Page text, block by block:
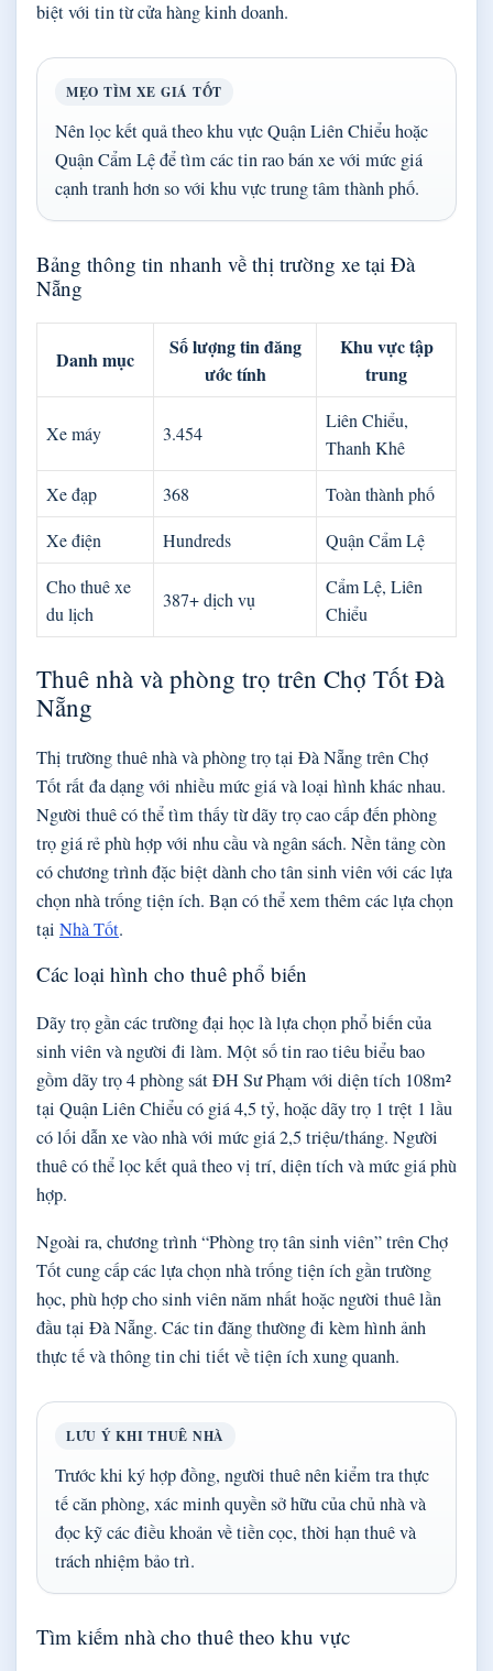
biệt với tin từ cửa hàng kinh doanh.
MẸO TÌM XE GIÁ TỐT
Nên lọc kết quả theo khu vực Quận Liên Chiểu hoặc
Quận Cẩm Lệ để tìm các tin rao bán xe với mức giá
cạnh tranh hơn so với khu vực trung tâm thành phố.
Bảng thông tin nhanh về thị trường xe tại Đà
Nẵng
Danh mục
Số lượng tin đăng
ước tính
Khu vực tập
trung
Xe máy 3.454
Liên Chiểu,
Thanh Khê
Xe đạp
368
Toàn thành phố
Xe điện
Hundreds
Quận Cẩm Lệ
Cho thuê xe
du lịch
387+ dịch vụ
Cẩm Lệ, Liên
Chiểu
Thuê nhà và phòng trọ trên Chợ Tốt Đà
Nẵng
Thị trường thuê nhà và phòng trọ tại Đà Nẵng trên Chợ
Tốt rất đa dạng với nhiều mức giá và loại hình khác nhau.
Người thuê có thể tìm thấy từ dãy trọ cao cấp đến phòng
trọ giá rẻ phù hợp với nhu cầu và ngân sách. Nền tảng còn
có chương trình đặc biệt dành cho tân sinh viên với các lựa
chọn nhà trống tiện ích. Bạn có thể xem thêm các lựa chọn
tại Nhà Tốt.
Các loại hình cho thuê phổ biến
Dãy trọ gần các trường đại học là lựa chọn phổ biến của
sinh viên và người đi làm. Một số tin rao tiêu biểu bao
gồm dãy trọ 4 phòng sát ĐH Sư Phạm với diện tích 108m²
tại Quận Liên Chiểu có giá 4,5 tỷ, hoặc dãy trọ 1 trệt 1 lầu
có lối dẫn xe vào nhà với mức giá 2,5 triệu/tháng. Người
thuê có thể lọc kết quả theo vị trí, diện tích và mức giá phù
hợp.
Ngoài ra, chương trình “Phòng trọ tân sinh viên” trên Chợ
Tốt cung cấp các lựa chọn nhà trống tiện ích gần trường
học, phù hợp cho sinh viên năm nhất hoặc người thuê lần
đầu tại Đà Nẵng. Các tin đăng thường đi kèm hình ảnh
thực tế và thông tin chi tiết về tiện ích xung quanh.
LƯU Ý KHI THUÊ NHÀ
Trước khi ký hợp đồng, người thuê nên kiểm tra thực
tế căn phòng, xác minh quyền sở hữu của chủ nhà và
đọc kỹ các điều khoản về tiền cọc, thời hạn thuê và
trách nhiệm bảo trì.
Tìm kiếm nhà cho thuê theo khu vực